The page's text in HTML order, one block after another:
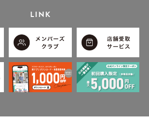
LINK